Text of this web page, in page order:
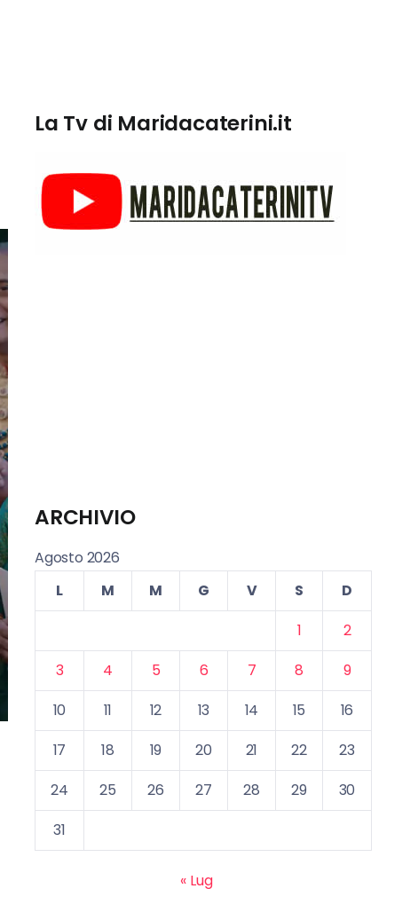
La Tv di Maridacaterini.it
ARCHIVIO
Agosto 2026
L
M M G V S
D
1
2
3
4 5 6 7 8
9
10
11 12 13 14 15
16
17
18 19 20 21 22
23
24
25 26 27 28 29
30
31
« Lug